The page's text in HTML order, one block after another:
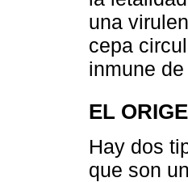
una
cepa
inmune
EL
Hay dos
que son